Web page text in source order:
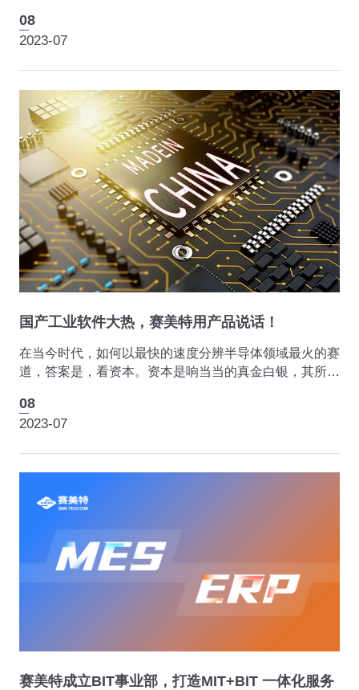
导体行业等知名企业高管、CIO、信息化与数字化负责
人、解决...
08
2023-07
国产工业软件大热，赛美特用产品说话！
在当今时代，如何以最快的速度分辨半导体领域最火的赛
道，答案是，看资本。资本是响当当的真金白银，其所去
GPU、AI芯片、DPU等领域的巨额融资让大家跌破眼
镜，而半...
08
2023-07
赛美特成立BIT事业部，打造MIT+BIT 一体化服务